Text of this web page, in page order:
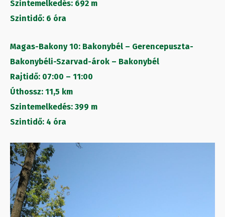
Szintemelkedés: 692 m
Szintidő: 6 óra
Magas-Bakony 10: Bakonybél – Gerencepuszta-
Bakonybéli-Szarvad-árok – Bakonybél
Rajtidő: 07:00 – 11:00
Úthossz: 11,5 km
Szintemelkedés: 399 m
Szintidő: 4 óra